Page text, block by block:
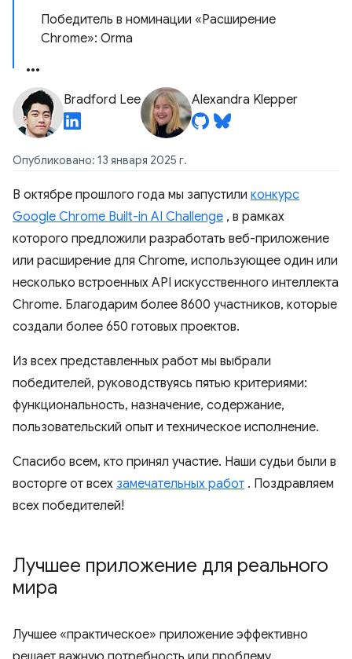
Победитель в номинации «Расширение
Chrome»: Orma
Bradford Lee Alexandra Klepper
Опубликовано: 13 января 2025 г.
В октябре прошлого года мы запустили конкурс
Google Chrome Built-in AI Challenge , в рамках
которого предложили разработать веб-приложение
или расширение для Chrome, использующее один или
несколько встроенных API искусственного интеллекта
Chrome. Благодарим более 8600 участников, которые
создали более 650 готовых проектов.
Из всех представленных работ мы выбрали
победителей, руководствуясь пятью критериями:
функциональность, назначение, содержание,
пользовательский опыт и техническое исполнение.
Спасибо всем, кто принял участие. Наши судьи были в
восторге от всех замечательных работ . Поздравляем
всех победителей!
Лучшее приложение для реального
мира
Лучшее «практическое» приложение эффективно